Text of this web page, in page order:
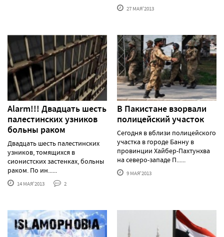
27 МАЯ'2013
Alarm!!! Двадцать шесть
палестинских узников
больны раком
Двадцать шесть палестинских
узников, томящихся в
сионистских застенках, больны
раком. По ин......
14 МАЯ'2013 2
В Пакистане взорвали
полицейский участок
Сегодня в вблизи полицейского
участка в городе Банну в
провинции Хайбер-Пахтунхва
на северо-западе П......
9 МАЯ'2013